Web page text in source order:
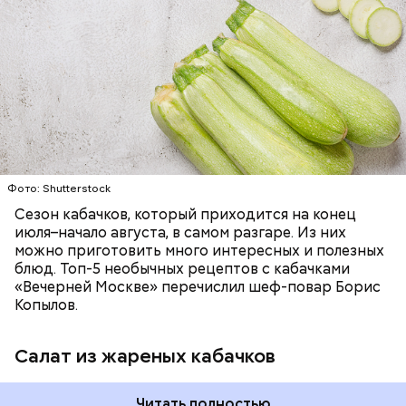
Фото: Shutterstock
Сезон кабачков, который приходится на конец
июля–начало августа, в самом разгаре. Из них
можно приготовить много интересных и полезных
блюд. Топ-5 необычных рецептов с кабачками
«Вечерней Москве» перечислил шеф-повар Борис
Копылов.
Салат из жареных кабачков
ЕДА ОВОЩИ РЕЦЕПТЫ
Вред дыни
Фото: Shutterstock
А врач-эндокринолог Алексей Калинчев рассказал,
что существует множество блюд, где используют
— Наиболее распространенные борщ, щи, котлеты,
салаты, лаваш с творогом и сыром, пироги, омлет,
запеканка. Щавеля там везде используется
немного, поэтому никакого вреда от него не будет.
Чем разнообразнее рацион питания человека, тем
лучше. Потому что это исключает вероятность
возникновения дефицитов микроэлементов, —
заверил специалист.